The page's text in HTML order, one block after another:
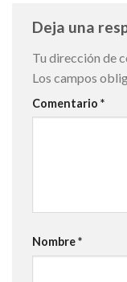
Deja una
Tu dirección de
Los campos
Comentario *
Nombre*